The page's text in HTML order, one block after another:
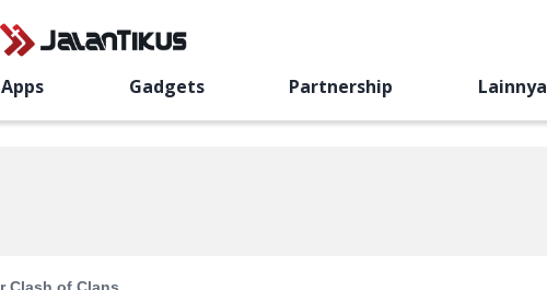
Apps Gadgets Partnership Lainnya